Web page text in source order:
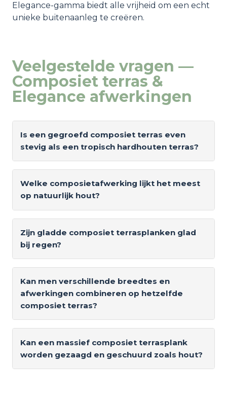
Elegance-gamma biedt alle vrijheid om een echt
unieke buitenaanleg te creëren.
Veelgestelde vragen —
Composiet terras &
Elegance afwerkingen
Is een gegroefd composiet terras even
stevig als een tropisch hardhouten terras?
Welke composietafwerking lijkt het meest
op natuurlijk hout?
Zijn gladde composiet terrasplanken glad
bij regen?
Kan men verschillende breedtes en
afwerkingen combineren op hetzelfde
composiet terras?
Kan een massief composiet terrasplank
worden gezaagd en geschuurd zoals hout?